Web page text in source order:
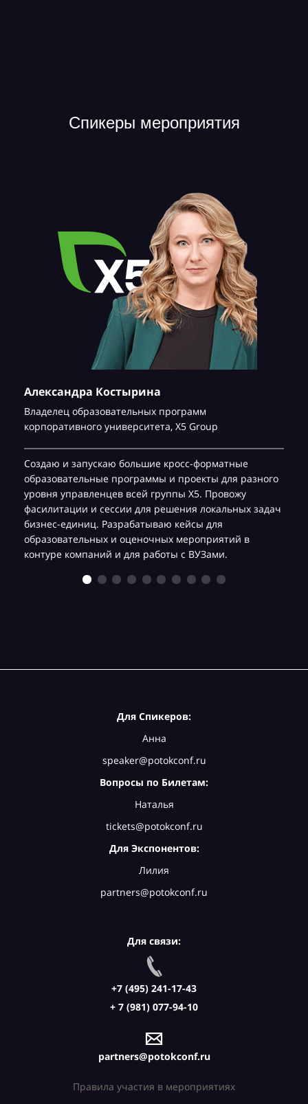
Спикеры мероприятия
Александра Костырина
Владелец образовательных программ
корпоративного университета, Х5 Group
Создаю и запускаю большие кросс-форматные
образовательные программы и проекты для разного
уровня управленцев всей группы Х5. Провожу
фасилитации и сессии для решения локальных задач
бизнес-единиц. Разрабатываю кейсы для
образовательных и оценочных мероприятий в
контуре компаний и для работы с ВУЗами.
Для Спикеров:
Анна
speaker@potokconf.ru
Вопросы по Билетам:
Наталья
tickets@potokconf.ru
Для Экспонентов:
Лилия
partners@potokconf.ru
Для связи:
+7 (495) 241-17-43
+ 7 (981) 077-94-10
partners@potokconf.ru
Правила участия в мероприятиях